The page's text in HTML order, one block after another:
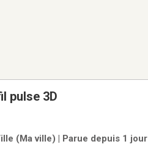
pulse 3D
(Ma ville) | Parue depuis 1 jour